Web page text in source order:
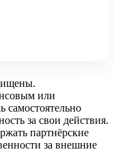
или
самостоятельно
за свои действия.
партнёрские
за внешние